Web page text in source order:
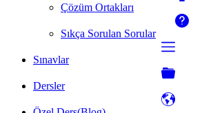
Çözüm Ortakları
Sıkça Sorulan Sorular
Sınavlar
Dersler